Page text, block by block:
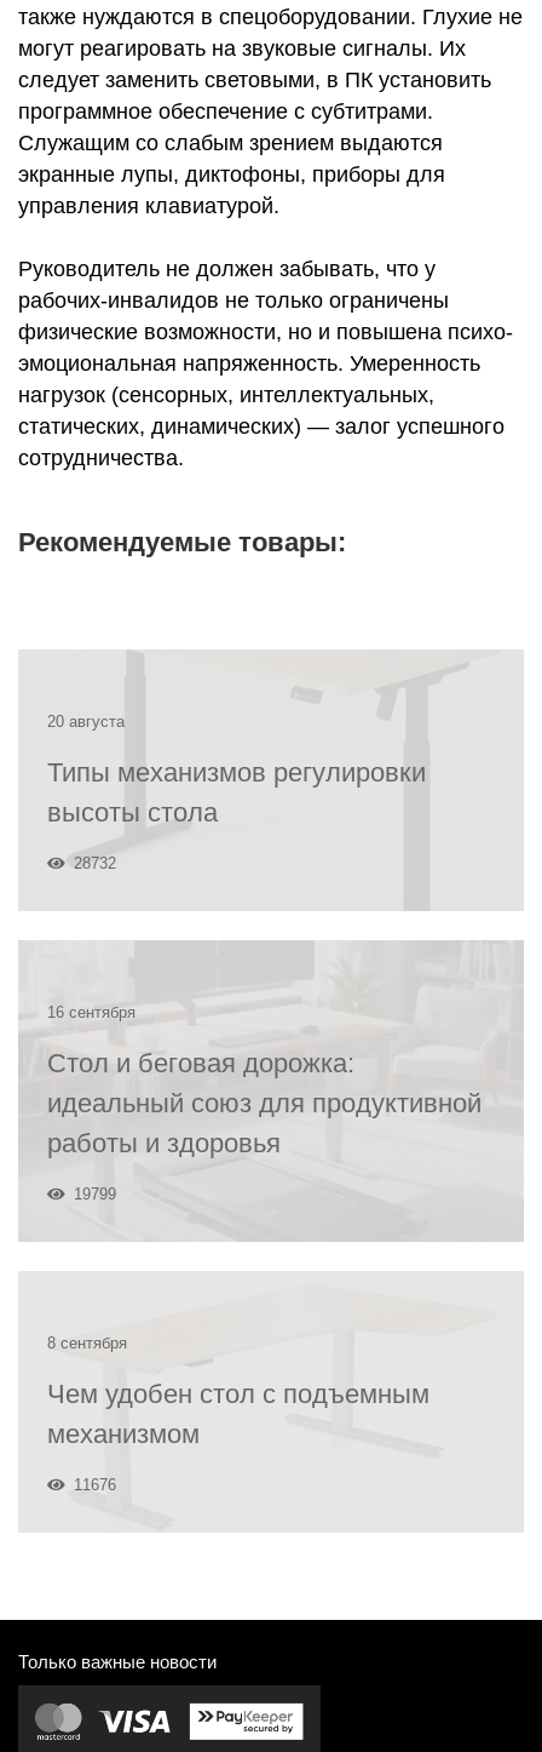
также нуждаются в спецоборудовании. Глухие не
могут реагировать на звуковые сигналы. Их
следует заменить световыми, в ПК установить
программное обеспечение с субтитрами.
Служащим со слабым зрением выдаются
экранные лупы, диктофоны, приборы для
управления клавиатурой.
Руководитель не должен забывать, что у
рабочих-инвалидов не только ограничены
физические возможности, но и повышена психо-
эмоциональная напряженность. Умеренность
нагрузок (сенсорных, интеллектуальных,
статических, динамических) ― залог успешного
сотрудничества.
Рекомендуемые товары:
20 августа
Типы механизмов регулировки
высоты стола
28732
16 сентября
Стол и беговая дорожка:
идеальный союз для продуктивной
работы и здоровья
19799
8 сентября
Чем удобен стол с подъемным
механизмом
11676
Только важные новости